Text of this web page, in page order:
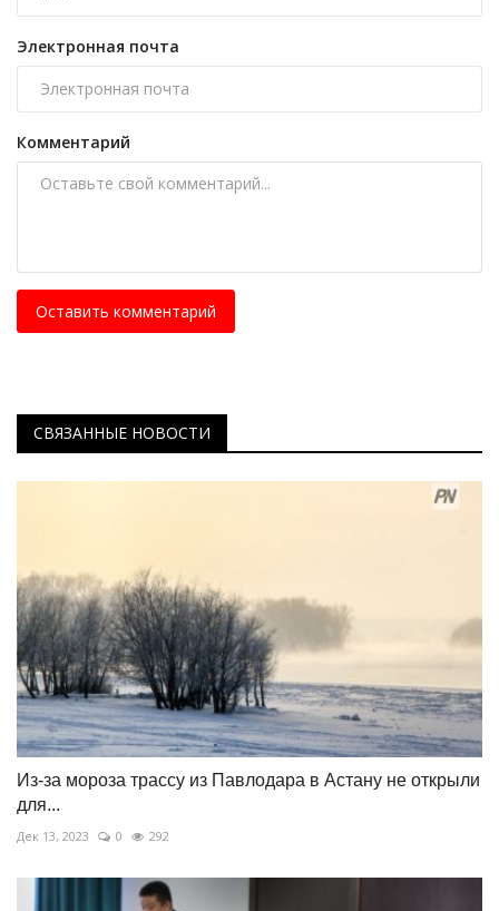
Электронная почта
Комментарий
Оставить комментарий
СВЯЗАННЫЕ НОВОСТИ
Из-за мороза трассу из Павлодара в Астану не открыли
для...
Дек 13, 2023 0 292